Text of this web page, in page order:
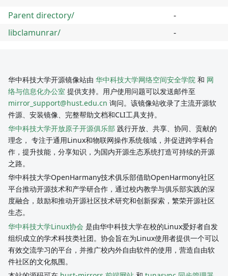
Parent directory/
-
libclamunrar/
-
华中科技大学开源镜像站由 华中科技大学网络空间安全学院 和 网
络与信息化办公室 提供支持。用户使用问题可以发送邮件至
mirror_support@hust.edu.cn 询问。该镜像站收录了主流开源软
件源、安装镜像、完整帮助文档和CLI工具支持。
华中科技大学开放原子开源俱乐部 践行开放、共享、协同、贡献的
理念， 专注于通用Linux和物联网操作系统领域，并促进跨学科合
作，提升技能，分享知识，为国内开源生态系统打造可持续的开源
之路。
华中科技大学OpenHarmany技术俱乐部借助OpenHarmony社区
平台推动开源技术和产学研合作，通过校内教学与俱乐部实践的深
度融合，鼓励和推动开源社区技术研究和创新探索，繁荣开源社区
生态。
华中科技大学Linux协会 是由华中科技大学在校的Linux爱好者自发
组织成立的学术科技类社团。协会旨在为Linux使用者提供一个可以
有效交流学习的平台，并推广校内外自由软件的使用，营造自由软
件社区的文化氛围。